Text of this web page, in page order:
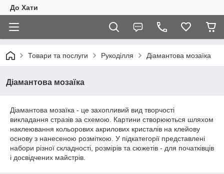
До Хати
Товари та послуги Рукоділля Діамантова мозаїка
Діамантова мозаїка
Діамантова мозаїка - це захопливий вид творчості
викладання стразів за схемою. Картини створюються шляхом
наклеювання кольорових акрилових кристалів на клейову
основу з нанесеною розміткою. У підкатегорії представлені
набори різної складності, розмірів та сюжетів - для початківців
і досвідчених майстрів.